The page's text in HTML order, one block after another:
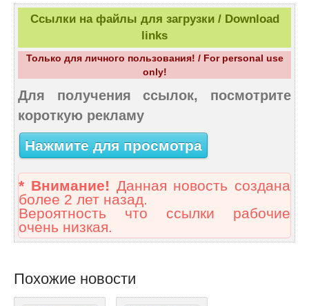
Ссылки на файлы для загрузки / Download
links
Только для личного пользования! / For personal use
only!
Для получения ссылок, посмотрите
короткую рекламу
Нажмите для просмотра
* Внимание! Данная новость создана
более 2 лет назад.
Вероятность что ссылки рабочие
очень низкая.
Похожие новости